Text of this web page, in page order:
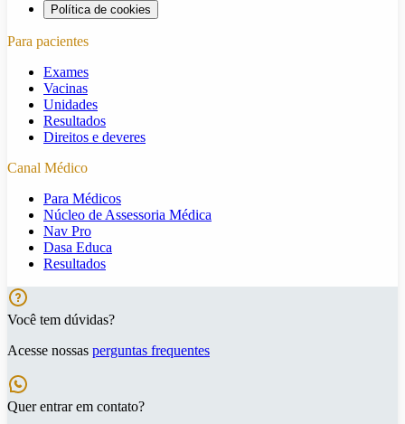
Política de cookies
Para pacientes
Exames
Vacinas
Unidades
Resultados
Direitos e deveres
Canal Médico
Para Médicos
Núcleo de Assessoria Médica
Nav Pro
Dasa Educa
Resultados
Você tem dúvidas?
Acesse nossas perguntas frequentes
Quer entrar em contato?